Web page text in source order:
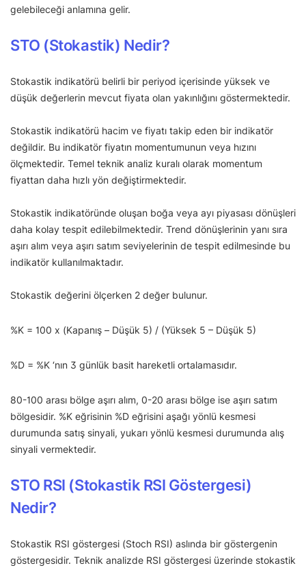
gelebileceği anlamına gelir.
STO (Stokastik) Nedir?
Stokastik indikatörü belirli bir periyod içerisinde yüksek ve
düşük değerlerin mevcut fiyata olan yakınlığını göstermektedir.
Stokastik indikatörü hacim ve fiyatı takip eden bir indikatör
değildir. Bu indikatör fiyatın momentumunun veya hızını
ölçmektedir. Temel teknik analiz kuralı olarak momentum
fiyattan daha hızlı yön değiştirmektedir.
Stokastik indikatöründe oluşan boğa veya ayı piyasası dönüşleri
daha kolay tespit edilebilmektedir. Trend dönüşlerinin yanı sıra
aşırı alım veya aşırı satım seviyelerinin de tespit edilmesinde bu
indikatör kullanılmaktadır.
Stokastik değerini ölçerken 2 değer bulunur.
%K = 100 x (Kapanış – Düşük 5) / (Yüksek 5 – Düşük 5)
%D = %K ‘nın 3 günlük basit hareketli ortalamasıdır.
80-100 arası bölge aşırı alım, 0-20 arası bölge ise aşırı satım
bölgesidir. %K eğrisinin %D eğrisini aşağı yönlü kesmesi
durumunda satış sinyali, yukarı yönlü kesmesi durumunda alış
sinyali vermektedir.
STO RSI (Stokastik RSI Göstergesi)
Nedir?
Stokastik RSI göstergesi (Stoch RSI) aslında bir göstergenin
göstergesidir. Teknik analizde RSI göstergesi üzerinde stokastik